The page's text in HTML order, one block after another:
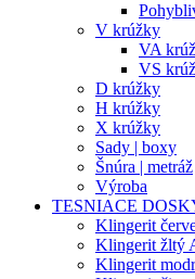
V krúžky
VA
VS
D krúžky
H krúžky
X krúžky
Sady | boxy
Šnúra | metráž
Výroba
TESNIACE
Klingerit
Klingerit žltý
Klingerit